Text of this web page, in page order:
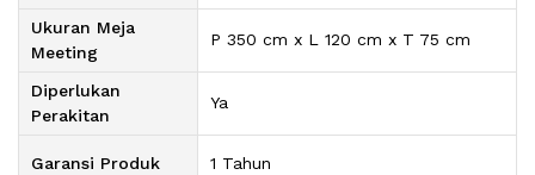
Ukuran Meja
Meeting
P 350 cm x L 120 cm x T 75 cm
Diperlukan
Perakitan
Ya
Garansi Produk 1 Tahun